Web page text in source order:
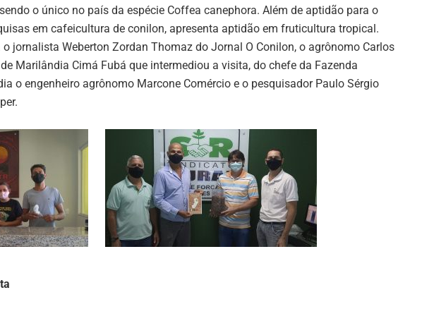
o único no país da espécie Coffea canephora. Além de aptidão para o
em cafeicultura de conilon, apresenta aptidão em fruticultura tropical.
jornalista Weberton Zordan Thomaz do Jornal O Conilon, o agrônomo Carlos
Marilândia Cimá Fubá que intermediou a visita, do chefe da Fazenda
o engenheiro agrônomo Marcone Comércio e o pesquisador Paulo Sérgio